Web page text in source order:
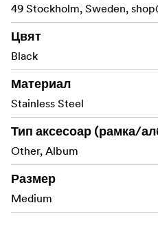
49 Stockholm, Sweden,
Цвят
Black
Материал
Stainless Steel
Тип аксесоар (рамка/
Other, Album
Размер
Medium